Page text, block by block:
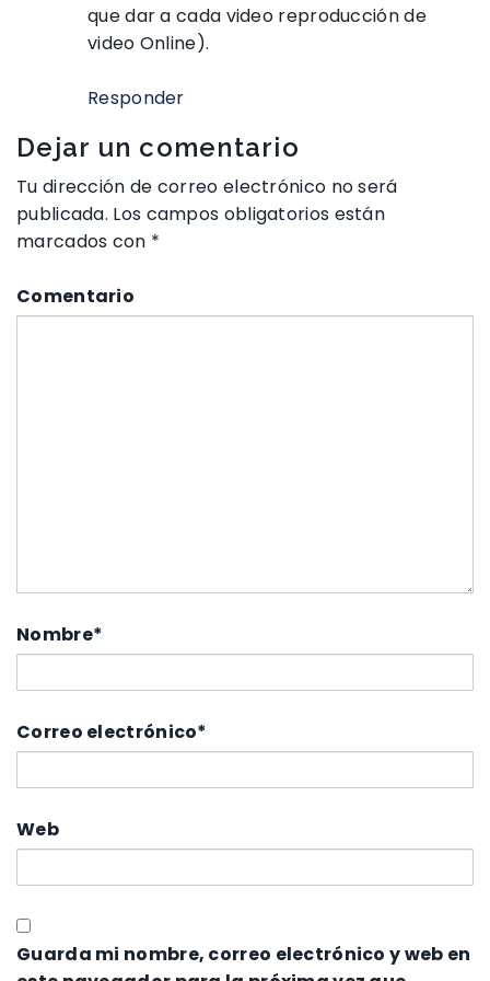
que dar a cada video reproducción de
video Online).
Responder
Dejar un comentario
Tu dirección de correo electrónico no será
publicada. Los campos obligatorios están
marcados con *
Comentario
Nombre*
Correo electrónico*
Web
Guarda mi nombre, correo electrónico y web en